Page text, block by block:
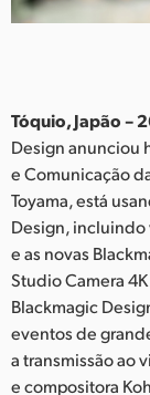
Italy
Japan
Korea
Mexico
Malaysia
Tóquio, Japão –
Design anunciou
e Comunicação
Toyama, está
Design, incluindo
e as novas
Studio Camera
Blackmagic
eventos de
a transmissão ao
e compositora